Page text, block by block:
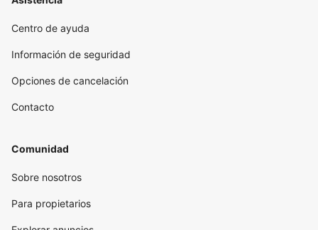
Centro de ayuda
Información de seguridad
Opciones de cancelación
Contacto
Comunidad
Sobre nosotros
Para propietarios